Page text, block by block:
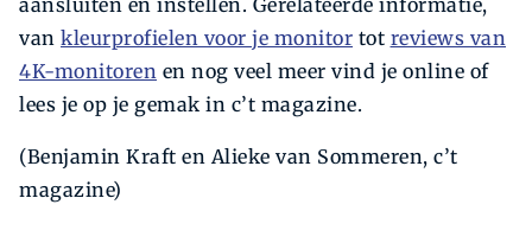
van kleurprofielen voor je monitor tot reviews van
4K-monitoren en nog veel meer vind je online of
lees je op je gemak in c’t magazine.
(Benjamin Kraft en Alieke van Sommeren, c’t
magazine)